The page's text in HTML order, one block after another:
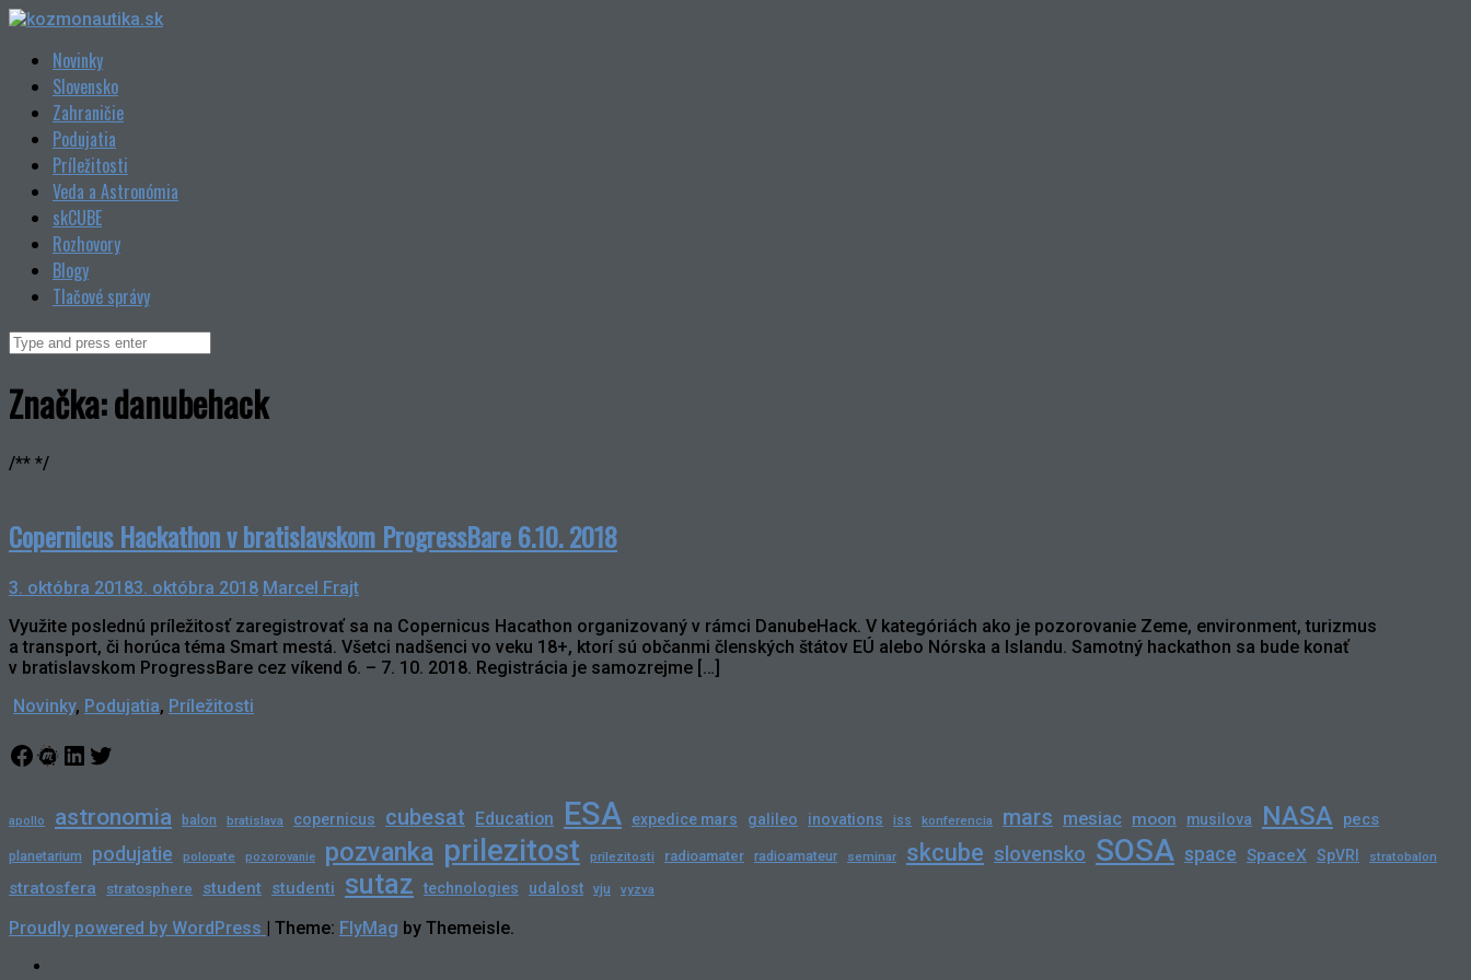
Skip
contentNovinky
Slovensko
Zahraničie
Podujatia
Príležitosti
Veda a Astronómia
skCUBE
Rozhovory
Blogy
Tlačové správy
Search
Značka:danubehack
/** */
Copernicus Hackathon v bratislavskom ProgressBare 6.10. 2018
3. októbra 20183. októbra 2018 Marcel Frajt
Využite poslednú príležitosť zaregistrovať sa na Copernicus Hacathon organizovaný v rámci DanubeHack. V kategóriách ako je pozorovanie Zeme, environment, turizmus
a transport, či horúca téma Smart mestá. Všetci nadšenci vo veku 18+, ktorí sú občanmi členských štátov EÚ alebo Nórska a Islandu. Samotný hackathon sa bude konať
v bratislavskom ProgressBare cez víkend 6. – 7. 10. 2018. Registrácia je samozrejme […]
Novinky, Podujatia, Príležitosti
Facebook
Meetup
LinkedIn
Twitter
apollo astronomia balon bratislava copernicus cubesat Education ESA expedice mars galileo inovations iss konferencia mars mesiac moon musilova NASA pecs
planetarium podujatie polopate pozorovanie pozvanka prilezitost prilezitosti radioamater radioamateur seminar skcube slovensko SOSA space SpaceX SpVRI stratobalon
stratosfera stratosphere student studenti sutaz technologies udalost vju vyzva
Proudly powered by WordPress | Theme: FlyMag by Themeisle.